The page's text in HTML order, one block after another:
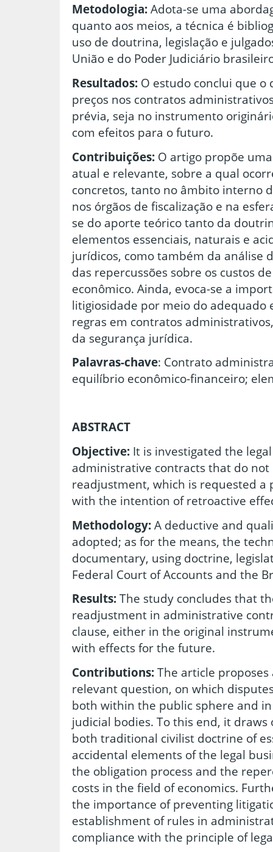
Metodologia:Adota-se uma
quanto aos meios, a técnica é
uso de doutrina, legislação e
União e do Poder Judiciário
Resultados: O estudo conclui que
preços nos contratos
prévia, seja no instrumento
com efeitos para o futuro.
Contribuições: O artigo propõe
atual e relevante, sobre a qual
concretos, tanto no âmbito interno
nos órgãos de fiscalização e na
se do aporte teórico tanto da
elementos essenciais, naturais e
jurídicos, como também da análise
das repercussões sobre os custos
econômico. Ainda, evoca-se a
litigiosidade por meio do adequado
regras em contratos
da segurança jurídica.
Palavras-chave: Contrato
equilíbrio econômico-financeiro;
ABSTRACT
Objective: It is investigated the
administrative contracts that do
readjustment, which is requested
with the intention of retroactive
Methodology:A deductive and
adopted; as for the means, the
documentary, using doctrine,
Federal Court of Accounts and the
Results:The study concludes that
readjustment in administrative
clause, either in the original
with effects for the future.
Contributions:The article
relevant question, on which
both within the public sphere and
judicial bodies. To this end, it
both traditional civilist doctrine of
accidental elements of the legal
the obligation process and the
costs in the field of economics.
the importance of preventing
establishment of rules in
compliance with the principle of